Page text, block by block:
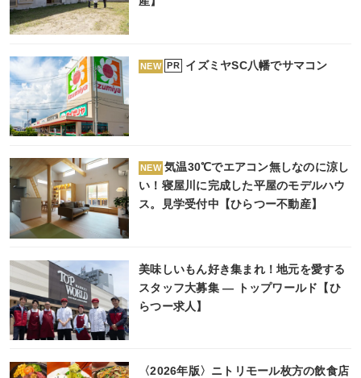
NEW PR イズミヤSC八幡でサマコン
NEW 気温30℃でエアコン無しなのに涼し
い！寝屋川に完成した平屋のモデルハウ
ス。見学受付中【ひらつー不動産】
美味しいもん好き集まれ！地元を愛する
スタッフ大募集 ― トップワールド【ひ
らつー求人】
〈2026年版〉ニトリモール枚方の飲食店